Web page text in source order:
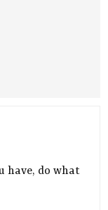
have, do what